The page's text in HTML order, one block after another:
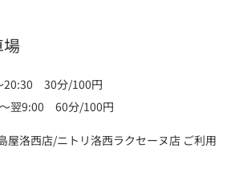
20:30 30分/100円
翌9:00 60分/100円
屋洛西店/ニトリ洛西ラクセーヌ店 ご利用